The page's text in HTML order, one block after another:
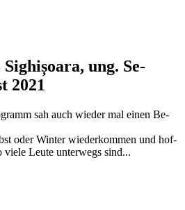
ung. Se­
2021
sah auch wie­der mal ei­nen Be­
oder Win­ter wie­der­kom­men und hof­
vie­le Leu­te un­ter­wegs sind...